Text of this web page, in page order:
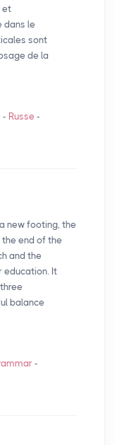
et
dans le
sont
de la
- Russe -
new footing, the
end of the
and the
education. It
balance
-